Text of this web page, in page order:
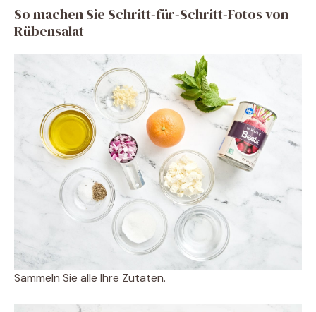
So machen Sie Schritt-für-Schritt-Fotos von
Rübensalat
Sammeln Sie alle Ihre Zutaten.